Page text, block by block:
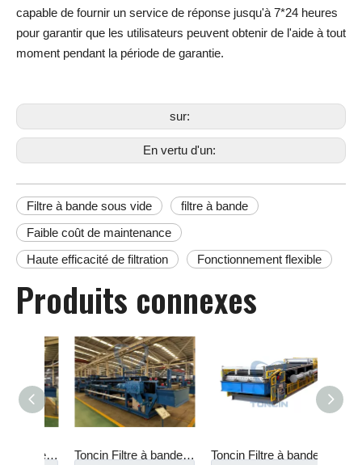
capable de fournir un service de réponse jusqu'à 7*24 heures
pour garantir que les utilisateurs peuvent obtenir de l'aide à tout
moment pendant la période de garantie.
sur:
En vertu d'un:
Filtre à bande sous vide
filtre à bande
Faible coût de maintenance
Haute efficacité de filtration
Fonctionnement flexible
Produits connexes
Toncin Filtre à bande à vide horizontal industriel Toncin Filtre à bande à vide horizontal industriel, haute performance